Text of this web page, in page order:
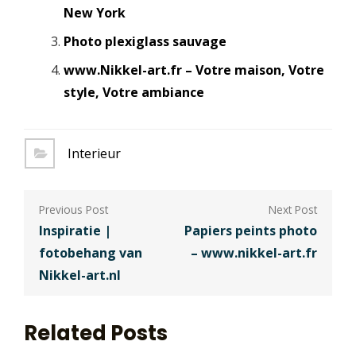
New York
Photo plexiglass sauvage
www.Nikkel-art.fr – Votre maison, Votre
style, Votre ambiance
Interieur
Berichtnavigatie
Inspiratie |
fotobehang van
Nikkel-art.nl
Papiers peints photo
– www.nikkel-art.fr
Related Posts